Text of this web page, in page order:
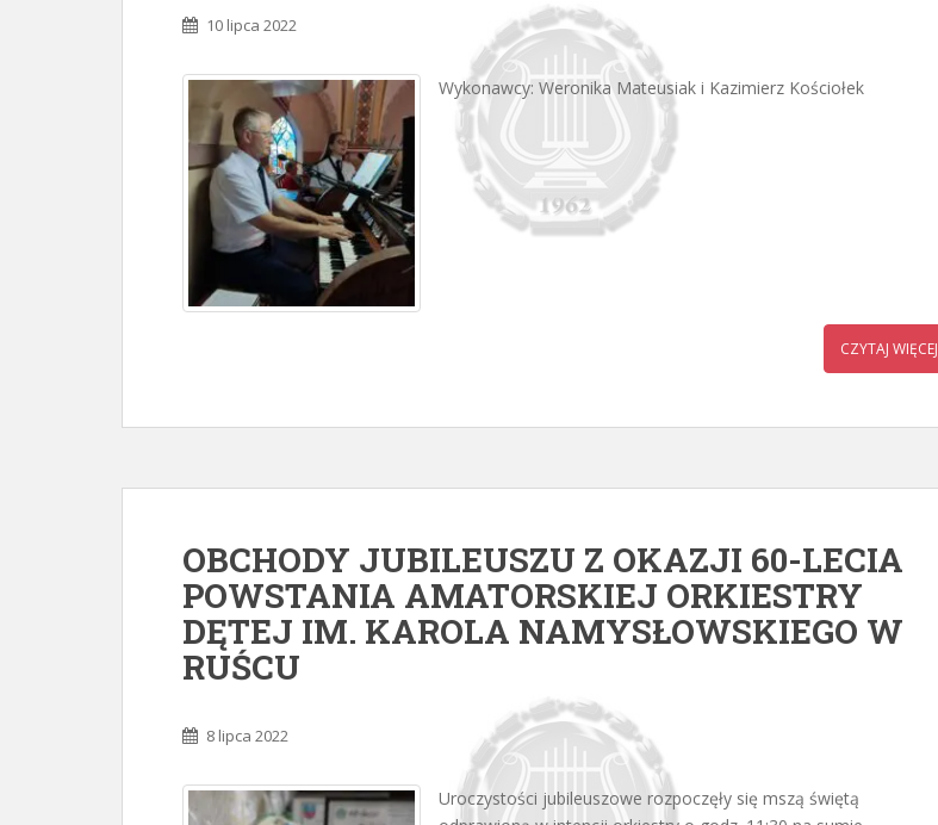
10 lipca 2022
Wykonawcy: Weronika Mateusiak i Kazimierz Kościołek
CZYTAJ WIĘCEJ
OBCHODY JUBILEUSZU Z OKAZJI 60-LECIA
POWSTANIA AMATORSKIEJ ORKIESTRY
DĘTEJ IM. KAROLA NAMYSŁOWSKIEGO W
RUŚCU
8 lipca 2022
Uroczystości jubileuszowe rozpoczęły się mszą świętą